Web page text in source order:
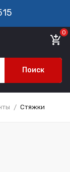
add_shopping_cart
0
Поиск
Стяжки